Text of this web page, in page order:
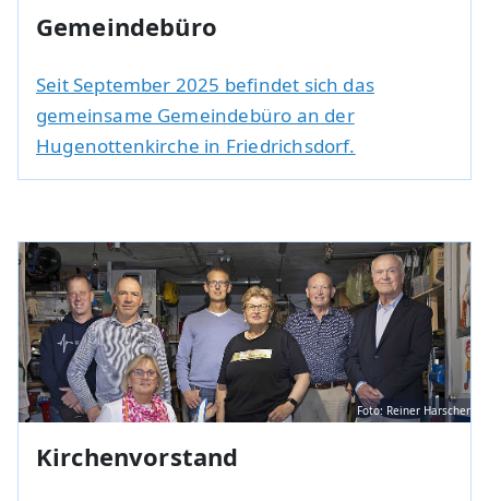
Gemeindebüro
Seit September 2025 befindet sich das
gemeinsame Gemeindebüro an der
Hugenottenkirche in Friedrichsdorf.
Foto: Reiner Harscher
Kirchenvorstand